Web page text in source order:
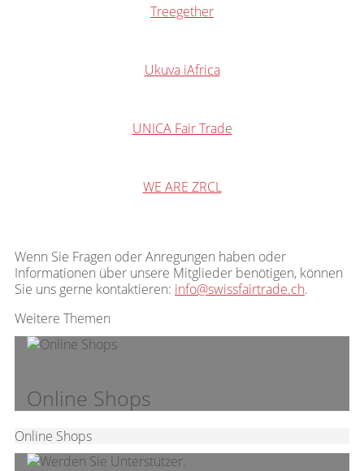
Treegether
Ukuva iAfrica
UNICA Fair Trade
WE ARE ZRCL
Wenn Sie Fragen oder Anregungen haben oder
Informationen über unsere Mitglieder benötigen, können
Sie uns gerne kontaktieren: info@swissfairtrade.ch.
Weitere Themen
Online Shops
Online Shops